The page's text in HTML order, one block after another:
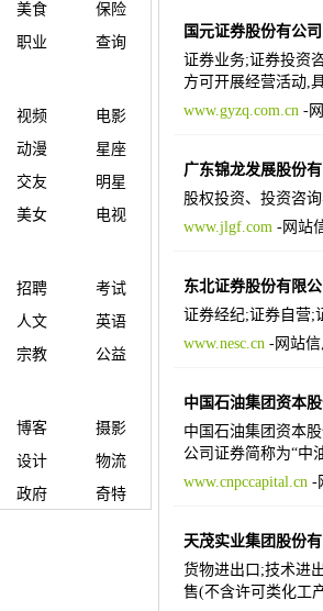
美食
保险
职业 查询
视频
电影
动漫
星座
交友
明星
美女 电视
招聘
考试
人文
英语
宗教 公益
博客
摄影
设计
物流
政府 奇特
国元证券股份有公司
证券业务;证券投资
方可开展经营活动,
www.gyzq.com.cn-
广东锦龙发展股份
股权投资、投资咨
www.jlgf.com-网站
东北证券股份有限
证券经纪;证券自营;
www.nesc.cn-网站信
中国石油集团资本
中国石油集团资本
公司证券简称为“中
www.cnpccapital.cn-
天茂实业集团股份
货物进出口;技术进
售(不含许可类化工